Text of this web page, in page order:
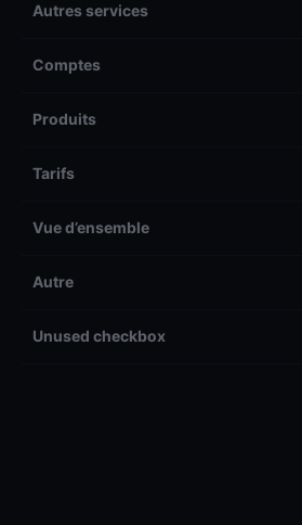
Autres services
Comptes
Produits
Tarifs
Vue d’ensemble
Autre
Unused checkbox